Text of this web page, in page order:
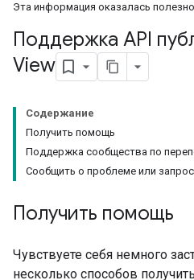
Эта информация оказалась
Поддержка API
View
Содержание
Получить помощь
Поддержка сообщества по
Сообщить о проблеме или
Получить помощь
Чувствуете себя немного
несколько способов